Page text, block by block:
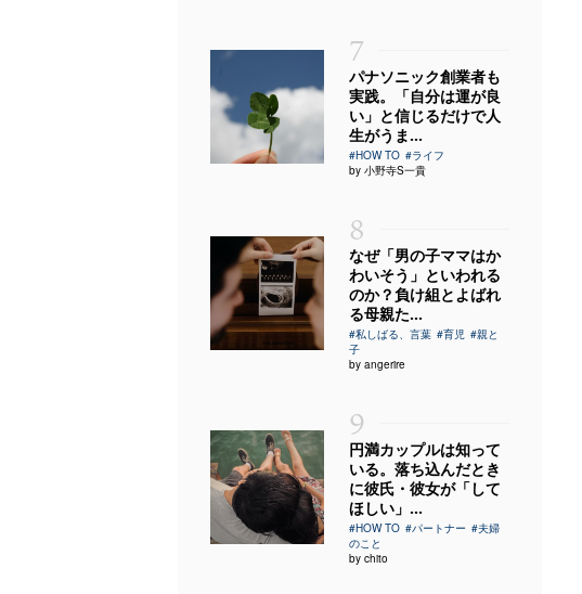
7
パナソニック創業者も
実践。「自分は運が良
い」と信じるだけで人
生がうま...
#HOW TO #ライフ
by 小野寺S一貴
8
なぜ「男の子ママはか
わいそう」といわれる
のか？負け組とよばれ
る母親た...
#私しばる、言葉 #育児 #親と
子
by angerire
9
円満カップルは知って
いる。落ち込んだとき
に彼氏・彼女が「して
ほしい」...
#HOW TO #パートナー #夫婦
のこと
by chito